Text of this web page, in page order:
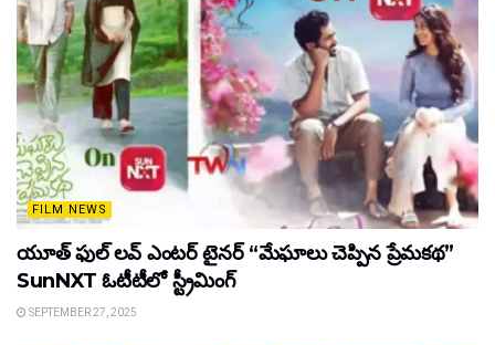
FILM NEWS
యూత్ ఫుల్ లవ్ ఎంటర్ టైనర్ “మేఘాలు చెప్పిన ప్రేమకథ”
SunNXT ఓటీటీలో స్ట్రీమింగ్
SEPTEMBER 27, 2025